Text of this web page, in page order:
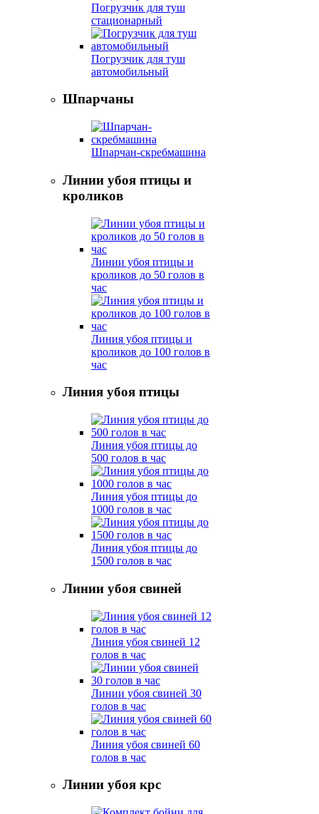
Погрузчик для туш
стационарный
Погрузчик для туш
автомобильный
Шпарчаны
Шпарчан-скребмашина
Линии убоя птицы и
кроликов
Линии убоя птицы и
кроликов до 50 голов в
час
Линия убоя птицы и
кроликов до 100 голов в
час
Линия убоя птицы
Линия убоя птицы до
500 голов в час
Линия убоя птицы до
1000 голов в час
Линия убоя птицы до
1500 голов в час
Линии убоя свиней
Линия убоя свиней 12
голов в час
Линии убоя свиней 30
голов в час
Линия убоя свиней 60
голов в час
Линии убоя крс